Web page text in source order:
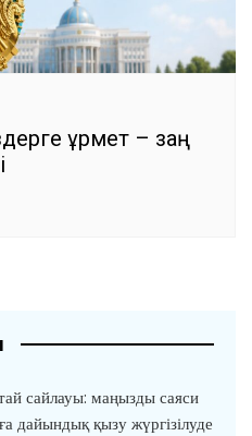
құрмет – заң
сайлауы: маңызды саяси
дайындық қызу жүргізілуде